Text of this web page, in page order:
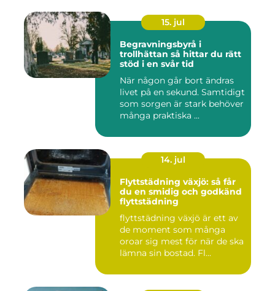
15. jul
Begravningsbyrå i
trollhättan så hittar du rätt
stöd i en svår tid
När någon går bort ändras
livet på en sekund. Samtidigt
som sorgen är stark behöver
många praktiska ...
14. jul
Flyttstädning växjö: så får
du en smidig och godkänd
flyttstädning
flyttstädning växjö är ett av
de moment som många
oroar sig mest för när de ska
lämna sin bostad. Fl...